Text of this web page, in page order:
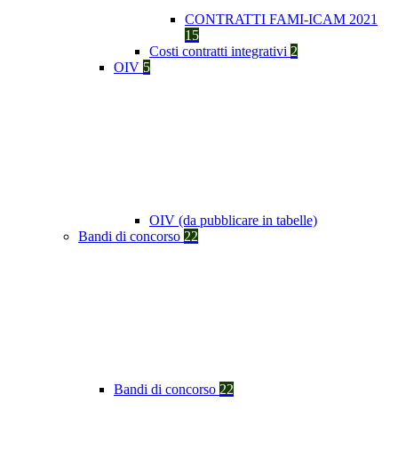
CONTRATTI FAMI-ICAM 2021
15
Costi contratti integrativi 2
OIV 5
OIV (da pubblicare in tabelle)
Bandi di concorso 22
Bandi di concorso 22